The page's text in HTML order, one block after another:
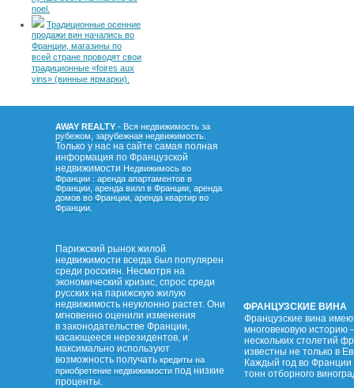
noel.
Традиционные осенние
продажи вин начались во
Франции, магазины по
всей стране проводят свои
традиционные «foires aux
vins» (винные ярмарки).
AWAY REALTY - Вся недвижимость за
рубежом, зарубежная недвижимость.
Только у нас на сайте самая полная
информация по Французской
недвижимости Недвижимось во
Франции : аренда апартаментов в
Франции, аренда вилл в Франции, аренда
домов во Франции, аренда квартир во
Франции.
Парижский рынок жилой
недвижимости всегда был популярен
среди россиян. Несмотря на
экономический кризис, спрос среди
русских на парижскую жилую
недвижимость неуклонно растет. Они
мгновенно оценили изменения
в законодательстве Франции,
касающееся нерезидентов, и
максимально используют
возможность получать кредиты на
приобретение недвижимости под низкие
проценты.
ФРАНЦУЗСКИЕ ВИНА
Французские вина
многовековую историю
нескольких столетий
известны не только в
Каждый год во
тонн отборного